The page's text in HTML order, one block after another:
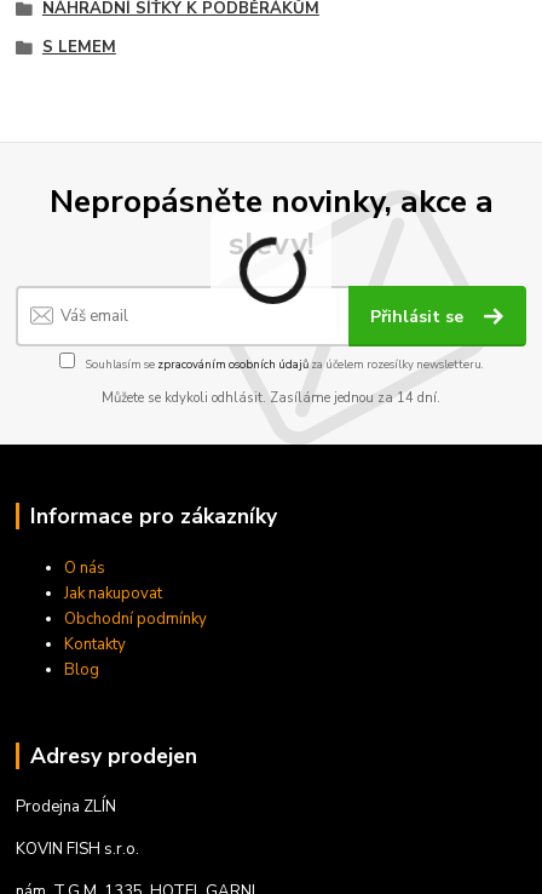
NÁHRADNÍ SÍŤKY K PODBĚRÁKŮM
S LEMEM
Nepropásněte novinky, akce a
slevy!
Přihlásit se
Souhlasím se zpracováním osobních údajůza účelem rozesílky newsletteru.
Můžete se kdykoli odhlásit. Zasíláme jednou za 14 dní.
Informace pro zákazníky
O nás
Jak nakupovat
Obchodní podmínky
Kontakty
Blog
Adresy prodejen
Prodejna ZLÍN
KOVIN FISH s.r.o.